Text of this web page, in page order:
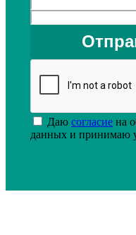
Даю согласие на
данных и принимаю